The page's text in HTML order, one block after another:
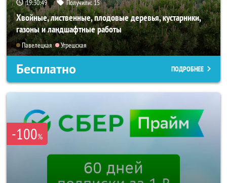
19:30:48 Получили:15
Хвойные, лиственные, плодовые деревья, кустарники,
газоны и ландшафтные работы
Павелецкая Угрешская
Бесплатно ПОДРОБНЕЕ
-100%